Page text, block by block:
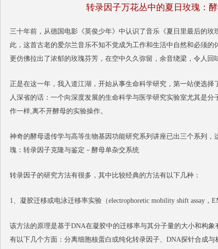
转录因子万花丛中的夏日玫瑰：
三十年前，从德国电影《英俊少年》中认识了音乐《夏日里最后的
此，这首古老的爱尔兰音乐不知不觉成为工作和生活中自然和必须
更仿佛拉出了浓郁的玫瑰芬芳，在空中久久弥留，余音绕梁，令人回
正是在这一年，我入道江湖，开始从事生命科学研究，第一站便选
人深省的话：一个向深度发展的生命科学与医学研究实验室尤其是
作一样,离不开酵母的实验操作。
神奇的酵母遗传学与高等生物基因功能研究系列讲座已出三个系列
瑰：转录因子克隆与鉴定－酵母单杂交系统
转录因子的研究方法有很多，其中比较经典的方法有以下几种：
1、凝胶迁移或电泳迁移率实验（electrophoretic mobility shift assay，
该方法的原理是基于DNA在凝胶中的迁移率与其分子量的大小和构
有以下几个方面：分离细胞核蛋白或纯化转录因子、DNA探针合成